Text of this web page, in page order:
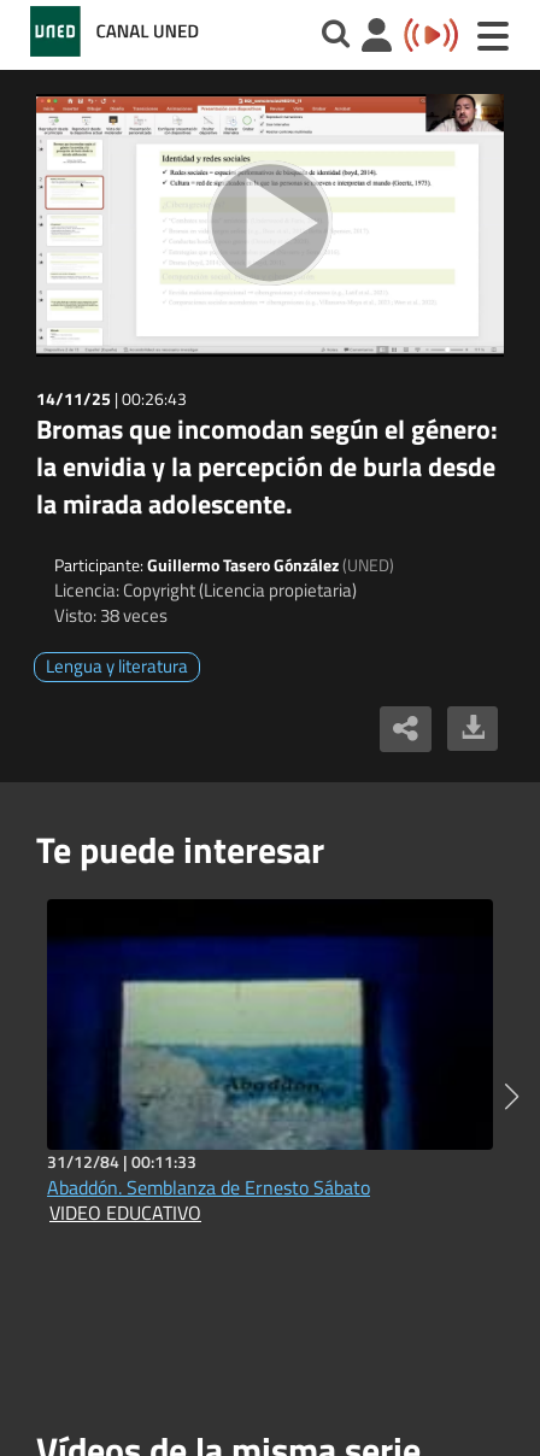
Toggle
14/11/25 |00:26:43
Bromas que incomodan según el género:
la envidia y la percepción de burla desde
la mirada adolescente.
Participante:Guillermo Tasero Gónzález(UNED)
Licencia: Copyright (Licencia propietaria)
Visto: 38 veces
Lengua y literatura
Te puede interesar
31/12/84 |00:11:33
Abaddón. Semblanza de Ernesto Sábato
VIDEO EDUCATIVO